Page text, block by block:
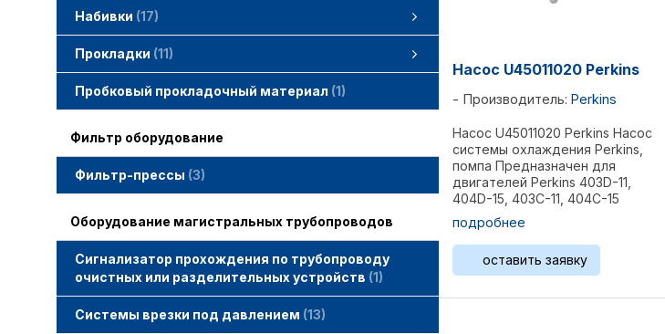
Набивки 17
Прокладки 11
Пробковый прокладочный материал 1
Фильтр оборудование
Фильтр-прессы 3
Оборудование магистральных трубопроводов
Сигнализатор прохождения по трубопроводу
очистных или разделительных устройств 1
Системы врезки под давлением 13
Насос U45011020 Perkins
Производитель: Perkins
Насос U45011020 Perkins Насос
системы охлаждения Perkins,
помпа Предназначен для
двигателей Perkins 403D-11,
404D-15, 403C-11, 404C-15
Размеры: 15,2х15,2х14,5 см Вес
1,23 кг Референции: 145017960, ...
подробнее
оставить заявку